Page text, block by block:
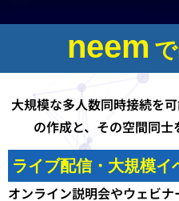
neem
大規模な多人数同時接続を
の作成と、​ その空間同士
ライブ配信・大規模イ
オンライン説明会やウェビナ